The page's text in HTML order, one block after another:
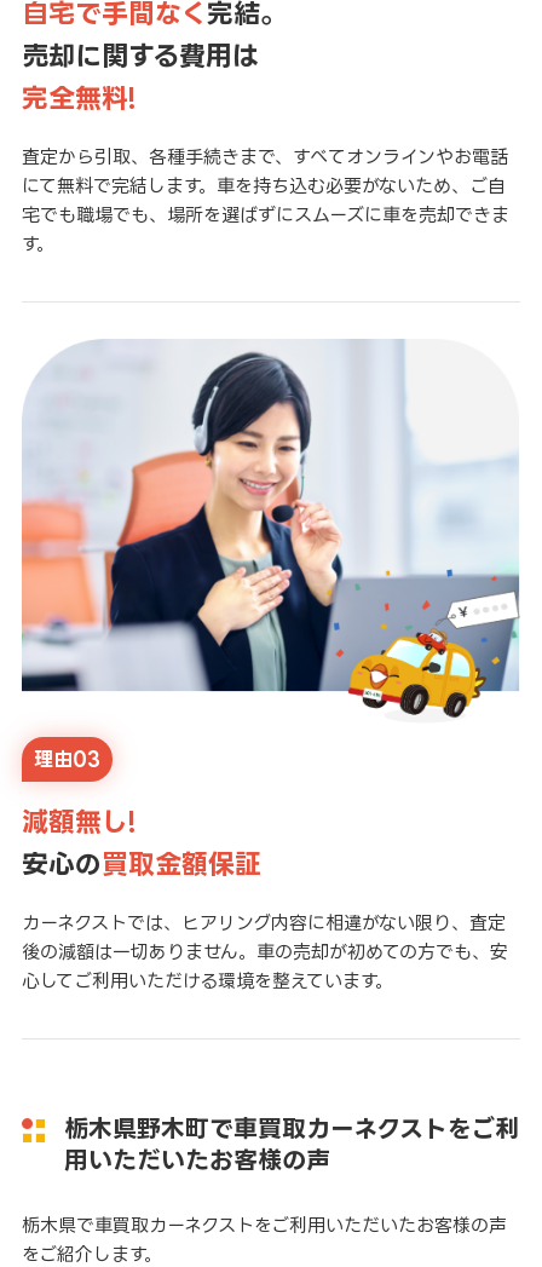
自宅で手間なく 完結。
売却に関する費用は
完全無料!
査定から引取、各種手続きまで、すべてオンラインやお電話
にて無料で完結します。車を持ち込む必要がないため、ご自
宅でも職場でも、場所を選ばずにスムーズに車を売却できま
す。
理由03
減額無し!
安心の買取金額保証
カーネクストでは、ヒアリング内容に相違がない限り、査定
後の減額は一切ありません。車の売却が初めての方でも、安
心してご利用いただける環境を整えています。
栃木県野木町で車買取カーネクストをご利
用いただいたお客様の声
栃木県で車買取カーネクストをご利用いただいたお客様の声
をご紹介します。